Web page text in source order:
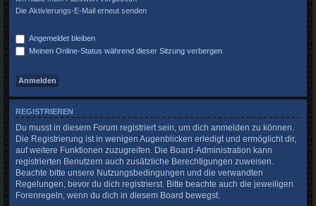
Die Aktivierungs-E-Mail erneut senden
Angemeldet bleiben
Meinen Online-Status während dieser Sitzung verbergen
REGISTRIEREN
Du musst in diesem Forum registriert sein, um dich anmelden zu können.
Die Registrierung ist in wenigen Augenblicken erledigt und ermöglicht dir,
auf weitere Funktionen zuzugreifen. Die Board-Administration kann
registrierten Benutzern auch zusätzliche Berechtigungen zuweisen.
Beachte bitte unsere Nutzungsbedingungen und die verwandten
Regelungen, bevor du dich registrierst. Bitte beachte auch die jeweiligen
Forenregeln, wenn du dich in diesem Board bewegst.